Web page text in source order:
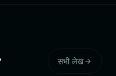
सभी लेख